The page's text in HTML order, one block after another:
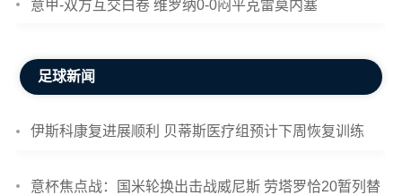
意甲-双方互交白卷 维罗纳0-0闷平克雷莫内塞
足球新闻
伊斯科康复进展顺利 贝蒂斯医疗组预计下周恢复训练
意杯焦点战：国米轮换出击战威尼斯 劳塔罗恰20暂列替